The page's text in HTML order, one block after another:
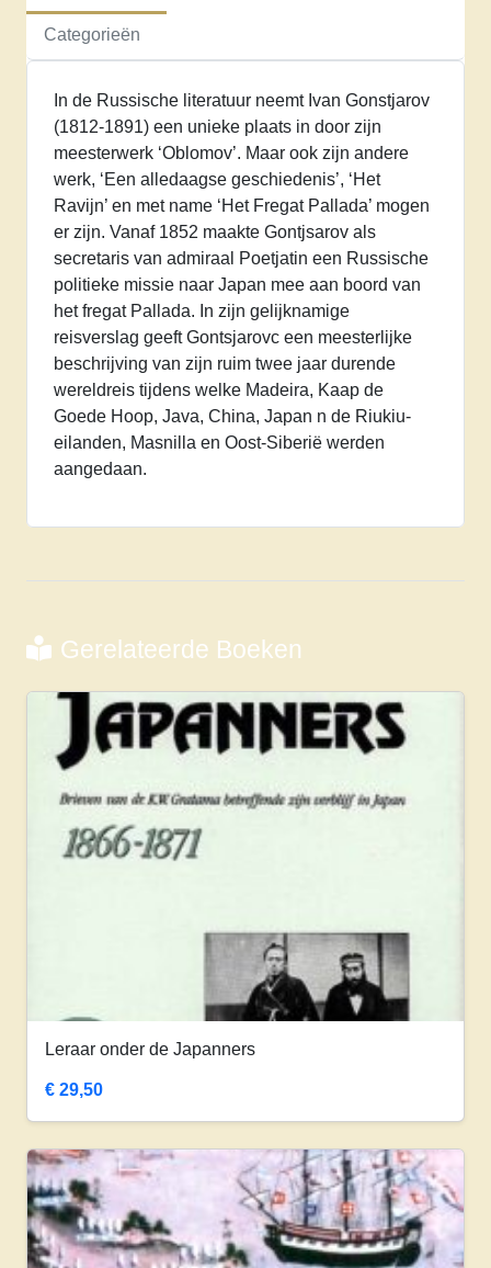
Categorieën
In de Russische literatuur neemt Ivan Gonstjarov
(1812-1891) een unieke plaats in door zijn
meesterwerk ‘Oblomov’. Maar ook zijn andere
werk, ‘Een alledaagse geschiedenis’, ‘Het
Ravijn’ en met name ‘Het Fregat Pallada’ mogen
er zijn. Vanaf 1852 maakte Gontjsarov als
secretaris van admiraal Poetjatin een Russische
politieke missie naar Japan mee aan boord van
het fregat Pallada. In zijn gelijknamige
reisverslag geeft Gontsjarovc een meesterlijke
beschrijving van zijn ruim twee jaar durende
wereldreis tijdens welke Madeira, Kaap de
Goede Hoop, Java, China, Japan n de Riukiu-
eilanden, Masnilla en Oost-Siberië werden
aangedaan.
Gerelateerde Boeken
Leraar onder de Japanners
€ 29,50